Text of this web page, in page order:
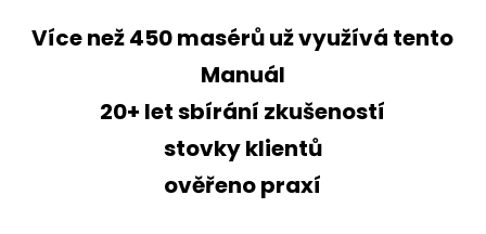
Více než 450 masérů už využívá tento
Manuál
20+ let sbírání zkušeností
stovky klientů
ověřeno praxí